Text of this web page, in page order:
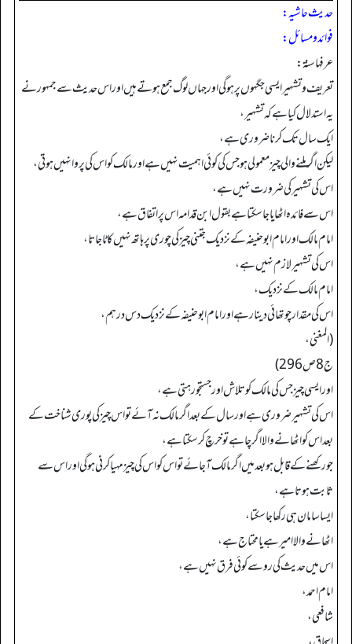
حدیث حاشیہ:
فوائد ومسائل:
عرفها سنة:
تعریف و تشہیر ایسی جگہوں پر ہو گی اور جہاں لوگ جمع ہوتے ہیں اور اس حدیث سے جمہور نے
یہ استدلال کیا ہے کہ تشہیر،
ایک سال تک کرنا ضروری ہے،
لیکن اگر ملنے والی چیز معمولی ہو جس کی کوئی اہمیت نہیں ہے اور مالک کو اس کی پروا نہیں ہوتی،
اس کی تشہیر کی ضرورت نہیں ہے،
اس سے فائدہ اٹھایا جا سکتا ہے بقول ابن قدامہ اس پر اتفاق ہے،
امام مالک اور امام ابو حنیفہ کے نزدیک جتنی چیز کی چوری پر ہاتھ نہیں کاٹا جاتا،
اس کی تشہیر لازم نہیں ہے،
امام مالک کے نزدیک،
اس کی مقدار چوتھائی دینار ہے اور امام ابو حنیفہ کے نزدیک دس درہم،
(المغني،
ج 8 ص 296)
اور ایسی چیز جس کی مالک کو تلاش اور جستجو رہتی ہے،
اس کی تشہیر ضروری ہے اور سال کے بعد اگر مالک نہ آئے تو اس چیز کی پوری شناخت کے
بعد اس کو اٹھانے والا اگر چاہے تو خرچ کر سکتا ہے،
جو رکھنے کے قابل ہو بعد میں اگر مالک آ جائے تو اس کو اس کی چیز مہیا کرنی ہو گی اور اس سے
ثابت ہوتا ہے،
ایسا سامان ہی رکھا جا سکتا،
اٹھانے والا امیر ہے یا محتاج ہے،
اس میں حدیث کی رو سے کوئی فرق نہیں ہے،
امام احمد،
شافعی،